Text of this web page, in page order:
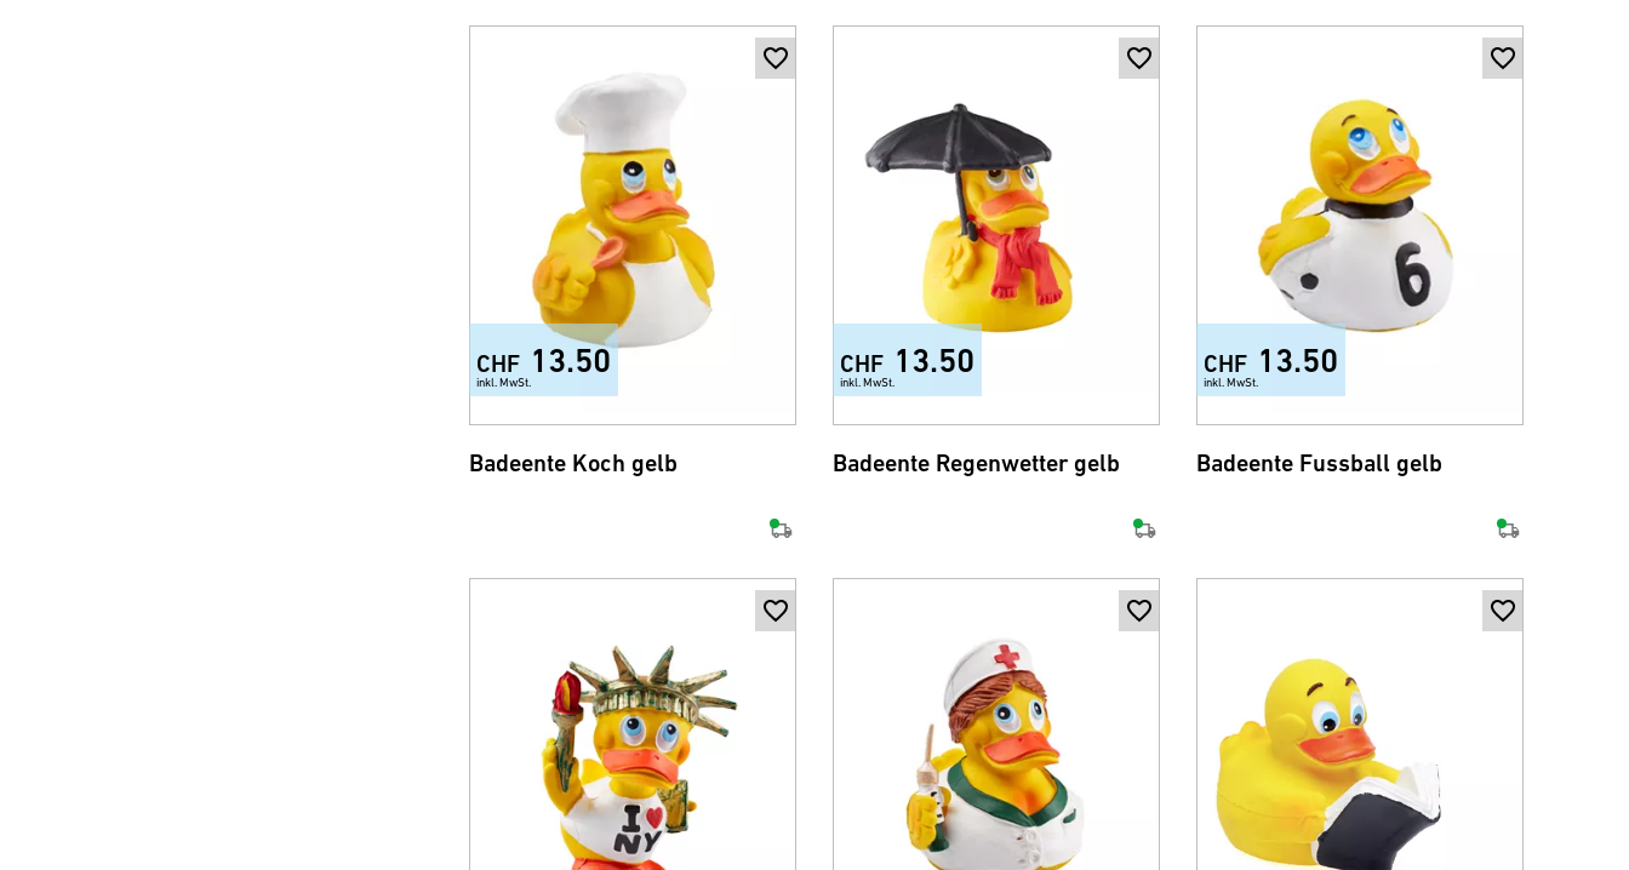
CHF 13.50
inkl. MwSt.
Badeente Koch gelb
CHF 13.50
inkl. MwSt.
Badeente Regenwetter gelb
CHF 13.50
inkl. MwSt.
Badeente Fussball gelb